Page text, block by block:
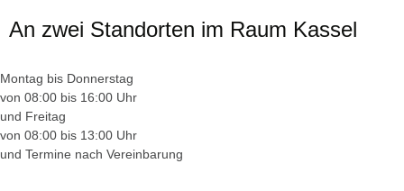
An zwei Standorten im Raum Kassel
Montag bis Donnerstag
von 08:00 bis 16:00 Uhr
und Freitag
von 08:00 bis 13:00 Uhr
und Termine nach Vereinbarung